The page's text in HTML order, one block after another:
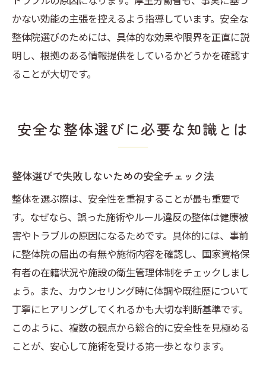
整体施術の安全性を見極めるための基準
整体選びで役立つ実際の事例と判断方法
整体で健康を守るための自己防衛術
整体の正しい知識で安心施術を選ぶポイン
かない効能の主張を控えるよう指導しています。安全な
整体院選びのためには、具体的な効果や限界を正直に説
明し、根拠のある情報提供をしているかどうかを確認す
ることが大切です。
安全な整体選びに必要な知識とは
整体選びで失敗しないための安全チェック法
整体を選ぶ際は、安全性を重視することが最も重要で
す。なぜなら、誤った施術やルール違反の整体は健康被
害やトラブルの原因になるためです。具体的には、事前
に整体院の届出の有無や施術内容を確認し、国家資格保
有者の在籍状況や施設の衛生管理体制をチェックしまし
ょう。また、カウンセリング時に体調や既往歴について
丁寧にヒアリングしてくれるかも大切な判断基準です。
このように、複数の観点から総合的に安全性を見極める
ことが、安心して施術を受ける第一歩となります。